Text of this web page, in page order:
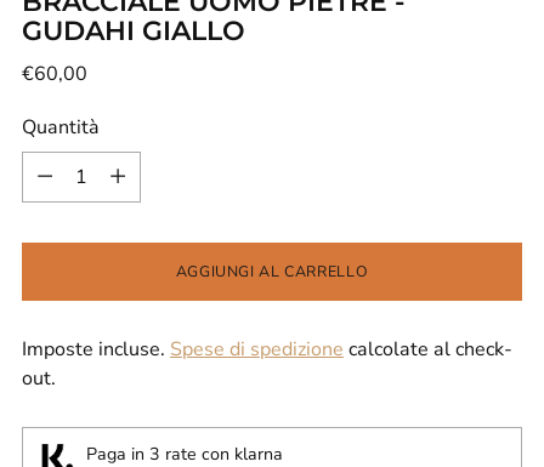
GUDAHI GIALLO
Prezzo
listino
€60,00
Quantità
Quantità
AGGIUNGI AL CARRELLO
Imposte incluse. Spese di spedizione calcolate al check-
out.
Paga in 3 rate con klarna